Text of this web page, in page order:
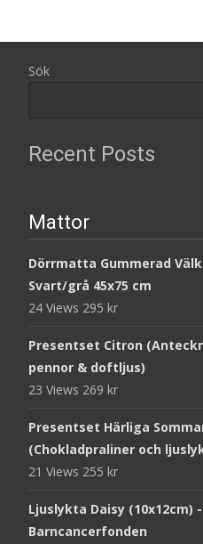
Sök
Recent Posts
Mattor
Dörrmatta Gummerad
Svart/grå 45x75 cm
24 Views 295 kr
Presentset Citron
pennor & doftljus)
23 Views 269 kr
Presentset Härliga
(Chokladpraliner och
21 Views 255 kr
Ljuslykta Daisy (10x12cm)
Barncancerfonden